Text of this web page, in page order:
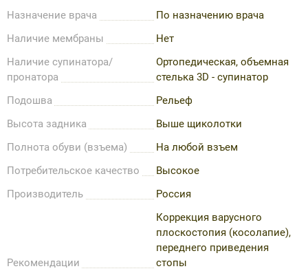
Назначение врача
По назначению врача
Наличие мембраны
Нет
Наличие супинатора/
пронатора
Ортопедическая, объемная
стелька 3D - супинатор
Подошва
Рельеф
Высота задника
Выше щиколотки
Полнота обуви (взъема)
На любой взъем
Потребительское качество
Высокое
Производитель
Россия
Рекомендации
Коррекция варусного
плоскостопия (косолапие),
переднего приведения
стопы